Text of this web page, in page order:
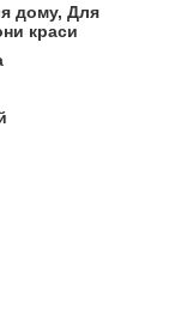
дому, Для
краси